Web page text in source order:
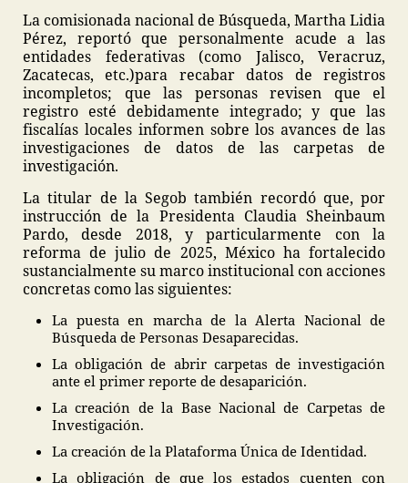
La comisionada nacional de Búsqueda, Martha Lidia
Pérez, reportó que personalmente acude a las
entidades federativas (como Jalisco, Veracruz,
Zacatecas, etc.)para recabar datos de registros
incompletos; que las personas revisen que el
registro esté debidamente integrado; y que las
fiscalías locales informen sobre los avances de las
investigaciones de datos de las carpetas de
investigación.
La titular de la Segob también recordó que, por
instrucción de la Presidenta Claudia Sheinbaum
Pardo, desde 2018, y particularmente con la
reforma de julio de 2025, México ha fortalecido
sustancialmente su marco institucional con acciones
concretas como las siguientes:
La puesta en marcha de la Alerta Nacional de
Búsqueda de Personas Desaparecidas.
La obligación de abrir carpetas de investigación
ante el primer reporte de desaparición.
La creación de la Base Nacional de Carpetas de
Investigación.
La creación de la Plataforma Única de Identidad.
La obligación de que los estados cuenten con